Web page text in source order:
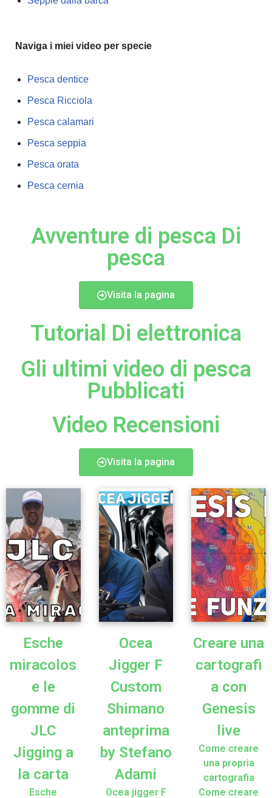
Naviga i miei video per specie
Pesca dentice
Pesca Ricciola
Pesca calamari
Pesca seppia
Pesca orata
Pesca cernia
Avventure di pesca Di
pesca
Visita la pagina
Tutorial Di elettronica
Gli ultimi video di pesca
Pubblicati
Video Recensioni
Visita la pagina
Esche
miracolos
e le
gomme di
JLC
Jigging a
la carta
Esche
Ocea
Jigger F
Custom
Shimano
anteprima
by Stefano
Adami
Ocea jigger F
Creare una
cartografi
a con
Genesis
live
Come creare
una propria
cartografia
Come creare